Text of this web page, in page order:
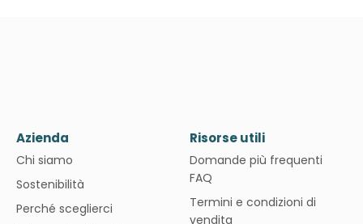
Azienda
Chi siamo
Sostenibilità
Perché sceglierci
Risorse utili
Domande più frequenti
FAQ
Termini e condizioni di
vendita